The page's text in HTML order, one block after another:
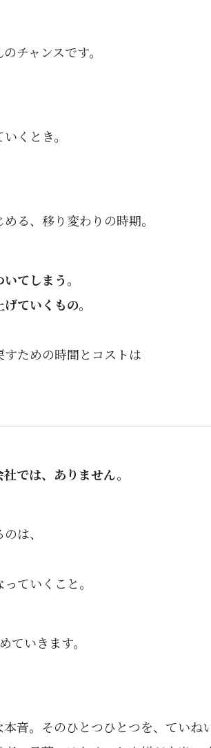
チャンスです。
くとき。
る、移り変わりの時期。
てしまう。
ていくもの。
ための時間とコストは
では、ありません。
は、
ていくこと。
ていきます。
音。そのひとつひとつを、ていね